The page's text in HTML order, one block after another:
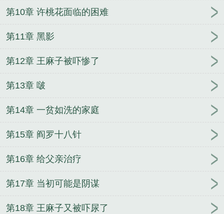
第10章 许桃花面临的困难
第11章 黑影
第12章 王麻子被吓惨了
第13章 啵
第14章 一贫如洗的家庭
第15章 阎罗十八针
第16章 给父亲治疗
第17章 当初可能是阴谋
第18章 王麻子又被吓尿了